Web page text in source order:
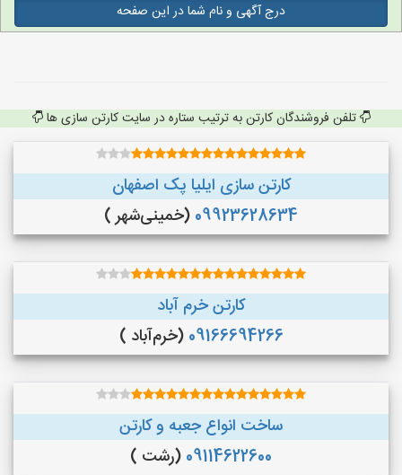
درج آگهی و نام شما در این صفحه
تلفن فروشندگان کارتن به ترتیب ستاره در سایت کارتن سازی ها
کارتن سازی ایلیا پک اصفهان
09923628634 (خمینی‌شهر )
کارتن خرم آباد
09166694266 (خرم‌آباد )
ساخت انواع جعبه و کارتن
09114622600 (رشت )